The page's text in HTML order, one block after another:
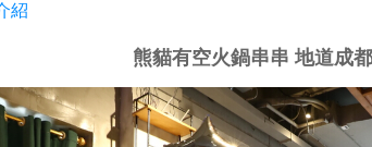
紹
熊貓有空火鍋串串 地道成